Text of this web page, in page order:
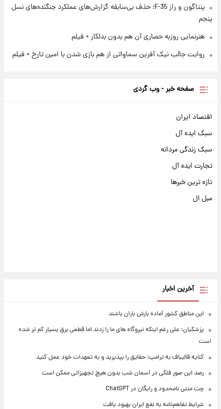
پنتاگون و راز F-35؛ حذف بی‌سابقه گزارش‌های عملکرد جنگنده‌های نسل
پنجم
هنرنمایی روزبه حصاری آن هم بدون بدلکار + فیلم
روایت جالب نیک آفرین سماواتی از هم بازی شدن با امین تارخ + فیلم
صفحه خبر - وب گردی
اقتصاد ایران
سبک ایده آل
سبک زندگی مردانه
تجارت ایده آل
تازه ترین خبرها
مبل ال
آخرین اخبار
این مناطق کشور آماده بارش باران باشند
پزشکیان: علی رغم اینکه نیروگاه های ما را زدند اما قطعی برق بسیار کم تر شده
است
کنایه قالیباف به ترامپ: حقایق را بپذیرید و به تعهدات خود عمل کنید
رصد این صور فلکی در آسمان شب بدون هیچ تجهیزاتی ممکن است
چت متنی نامحدود و رایگان در ChatGPT
شرایط تفاهم‌نامه به نفع ایران بهبود یافت